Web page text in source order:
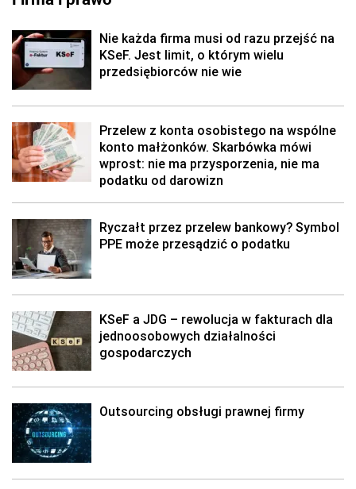
Nie każda firma musi od razu przejść na
KSeF. Jest limit, o którym wielu
przedsiębiorców nie wie
Przelew z konta osobistego na wspólne
konto małżonków. Skarbówka mówi
wprost: nie ma przysporzenia, nie ma
podatku od darowizn
Ryczałt przez przelew bankowy? Symbol
PPE może przesądzić o podatku
KSeF a JDG – rewolucja w fakturach dla
jednoosobowych działalności
gospodarczych
Outsourcing obsługi prawnej firmy